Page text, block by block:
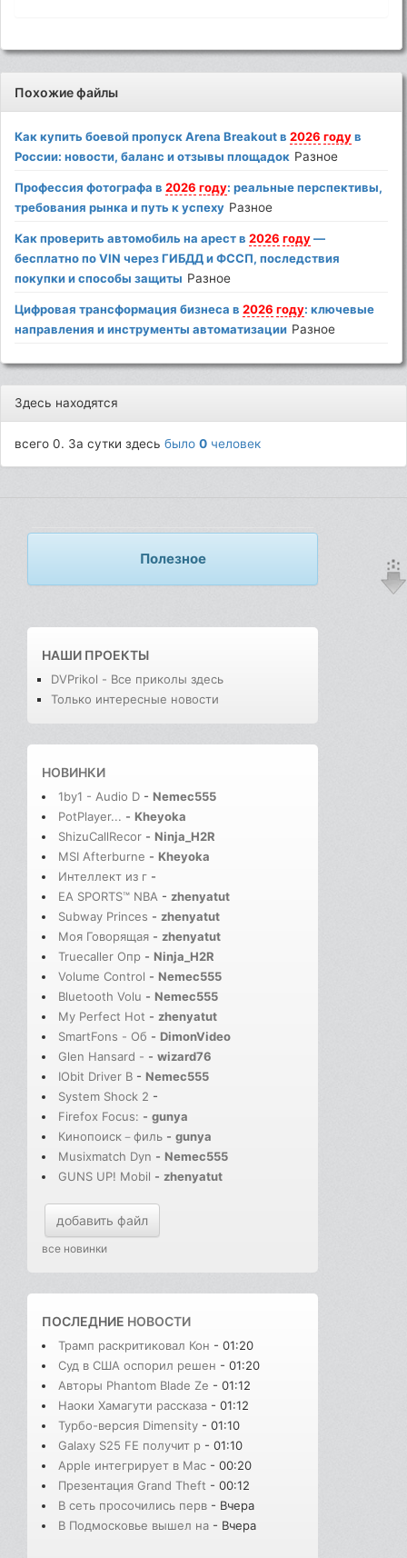
Похожие файлы
Как купить боевой пропуск Arena Breakout в2026 годув
России: новости, баланс и отзывы площадок Разное
Профессия фотографа в2026 году: реальные перспективы,
требования рынка и путь к успеху Разное
Как проверить автомобиль на арест в2026 году—
бесплатно по VIN через ГИБДД и ФССП, последствия
покупки и способы защиты Разное
Цифровая трансформация бизнеса в2026 году: ключевые
направления и инструменты автоматизации Разное
Здесь находятся
всего 0. За сутки здесьбыло0 человек
Полезное
НАШИ ПРОЕКТЫ
DVPrikol - Все приколы здесь
Только интересные новости
НОВИНКИ
1by1 - Audio D - Nemec555
PotPlayer... - Kheyoka
ShizuCallRecor - Ninja_H2R
MSI Afterburne - Kheyoka
Интеллект из г -
EA SPORTS™ NBA - zhenyatut
Subway Princes - zhenyatut
Моя Говорящая - zhenyatut
Truecaller Опр - Ninja_H2R
Volume Control - Nemec555
Bluetooth Volu - Nemec555
My Perfect Hot - zhenyatut
SmartFons - Об - DimonVideo
Glen Hansard - - wizard76
IObit Driver B - Nemec555
System Shock 2 -
Firefox Focus: - gunya
Кинопоиск－филь - gunya
Musixmatch Dyn - Nemec555
GUNS UP! Mobil - zhenyatut
добавить файл
все новинки
ПОСЛЕДНИЕ НОВОСТИ
Трамп раскритиковал Кон - 01:20
Суд в США оспорил решен - 01:20
Авторы Phantom Blade Ze - 01:12
Наоки Хамагути рассказа - 01:12
Турбо-версия Dimensity - 01:10
Galaxy S25 FE получит р - 01:10
Apple интегрирует в Mac - 00:20
Презентация Grand Theft - 00:12
В сеть просочились перв - Вчера
В Подмосковье вышел на - Вчера